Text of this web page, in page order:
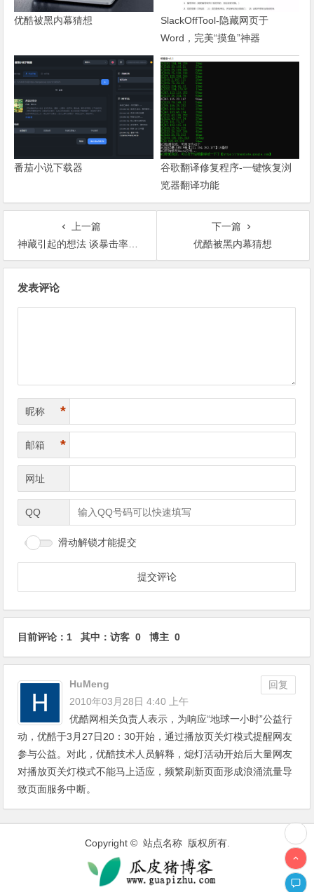
优酷被黑内幕猜想
SlackOffTool-隐藏网页于
Word，完美“摸鱼”神器
番茄小说下载器
谷歌翻译修复程序-一键恢复浏
览器翻译功能
上一篇
神藏引起的想法 谈暴击率项链和暴击伤害项链
下一篇
优酷被黑内幕猜想
发表评论
昵称 *
邮箱 *
网址
QQ
滑动解锁才能提交
目前评论：1 其中：访客 0 博主 0
HuMeng
回复
2010年03月28日 4:40 上午
优酷网相关负责人表示，为响应“地球一小时”公益行
动，优酷于3月27日20：30开始，通过播放页关灯模式提醒网友
参与公益。对此，优酷技术人员解释，熄灯活动开始后大量网友
对播放页关灯模式不能马上适应，频繁刷新页面形成浪涌流量导
致页面服务中断。
Copyright © 站点名称 版权所有.